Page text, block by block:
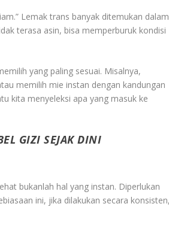
Lemak trans banyak ditemukan dalam
terasa asin, bisa memperburuk kondisi
yang paling sesuai. Misalnya,
memilih mie instan dengan kandungan
kita menyeleksi apa yang masuk ke
GIZI SEJAK DINI
bukanlah hal yang instan. Diperlukan
ini, jika dilakukan secara